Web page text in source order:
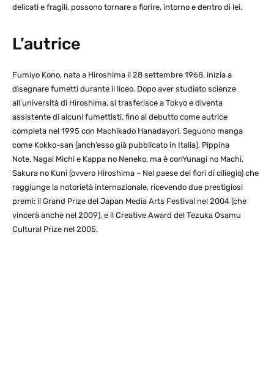
delicati e fragili, possono tornare a fiorire, intorno e dentro di lei.
L’autrice
Fumiyo Kono, nata a Hiroshima il 28 settembre 1968, inizia a
disegnare fumetti durante il liceo. Dopo aver studiato scienze
all’università di Hiroshima, si trasferisce a Tokyo e diventa
assistente di alcuni fumettisti, fino al debutto come autrice
completa nel 1995 con Machikado Hanadayori. Seguono manga
come Kokko-san (anch’esso già pubblicato in Italia), Pippina
Note, Nagai Michi e Kappa no Neneko, ma è conYunagi no Machi,
Sakura no Kuni (ovvero Hiroshima – Nel paese dei fiori di ciliegio) che
raggiunge la notorietà internazionale, ricevendo due prestigiosi
premi: il Grand Prize del Japan Media Arts Festival nel 2004 (che
vincerà anche nel 2009), e il Creative Award del Tezuka Osamu
Cultural Prize nel 2005.